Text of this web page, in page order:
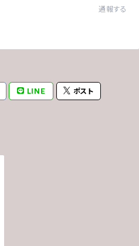
通報する
LINE ポスト